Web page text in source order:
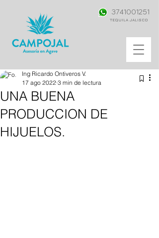
3741001251
TEQUILA JALISCO
UNA BUENA
PRODUCCION DE
HIJUELOS.
Ing Ricardo Ontiveros V.
17 ago 2022 3 min de lectura